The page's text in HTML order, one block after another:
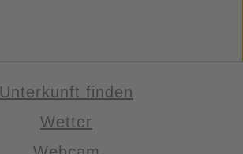
Unterkunft finden
Wetter